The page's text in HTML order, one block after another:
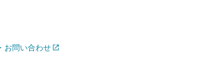
お問い合わせ